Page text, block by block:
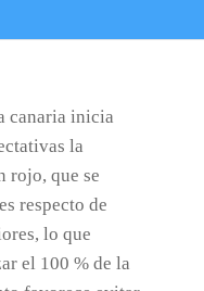
canaria inicia
la
rojo, que se
respecto de
lo que
el 100 % de la